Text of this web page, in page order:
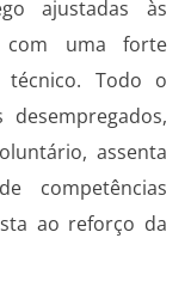
ajustadas às
com uma forte
técnico. Todo o
assenta
competências
ao reforço da